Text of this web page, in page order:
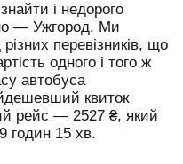
і недорого
— Ужгород. Ми
перевізників, що
одного і того ж
автобуса
квиток
рейс — 2527 ₴, який
годин 15 хв.